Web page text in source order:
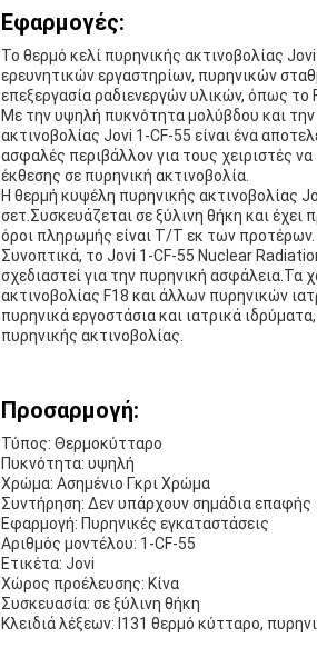
Εφαρμογές:
Το θερμό κελί πυρηνικής ακτινοβολίας
ερευνητικών εργαστηρίων, πυρηνικών
επεξεργασία ραδιενεργών υλικών, όπως το
Με την υψηλή πυκνότητα μολύβδου και
ακτινοβολίας Jovi 1-CF-55 είναι ένα
ασφαλές περιβάλλον για τους χειριστές
έκθεσης σε πυρηνική ακτινοβολία.
Η θερμή κυψέλη πυρηνικής ακτινοβολίας
σετ.Συσκευάζεται σε ξύλινη θήκη και
όροι πληρωμής είναι T/T εκ των προτέρων.
Συνοπτικά, το Jovi 1-CF-55 Nuclear
σχεδιαστεί για την πυρηνική ασφάλεια.Τα
ακτινοβολίας F18 και άλλων πυρηνικών
πυρηνικά εργοστάσια και ιατρικά
πυρηνικής ακτινοβολίας.
Προσαρμογή:
Τύπος: Θερμοκύτταρο
Πυκνότητα: υψηλή
Χρώμα: Ασημένιο Γκρι Χρώμα
Συντήρηση: Δεν υπάρχουν σημάδια επαφής
Εφαρμογή: Πυρηνικές εγκαταστάσεις
Αριθμός μοντέλου: 1-CF-55
Ετικέτα: Jovi
Χώρος προέλευσης: Κίνα
Συσκευασία: σε ξύλινη θήκη
Κλειδιά λέξεων: I131 θερμό κύτταρο,